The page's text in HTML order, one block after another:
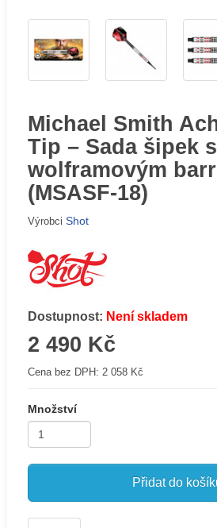
Michael Smith
Tip – Sada šipek
wolframovým
(MSASF-18)
Výrobci Shot
Dostupnost: Není skladem
2 490 Kč
Cena bez DPH: 2 058 Kč
Množství
Přidat do